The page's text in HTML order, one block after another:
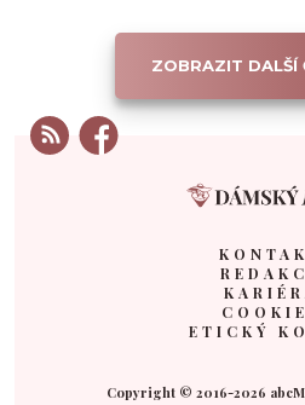
ZOBRAZIT DALŠÍ
ETICKÝ
Copyright © 2016-2026